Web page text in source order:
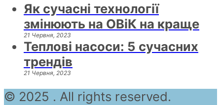
Як сучасні технології
змінюють на ОВіК на краще
21 Червня, 2023
Теплові насоси: 5 сучасних
трендів
21 Червня, 2023
© 2025 . All rights reserved.